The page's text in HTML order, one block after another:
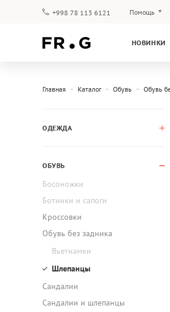
+998 78 113 6121 Помощь
Гарантия
НОВИНКИ
Главная Каталог Обувь Обувь
ОДЕЖДА
ОБУВЬ
Босоножки
Ботинки и сапоги
Кроссовки
Обувь без задника
Вьетнамки
Шлепанцы
Сандалии
Сандалии и шлепанцы